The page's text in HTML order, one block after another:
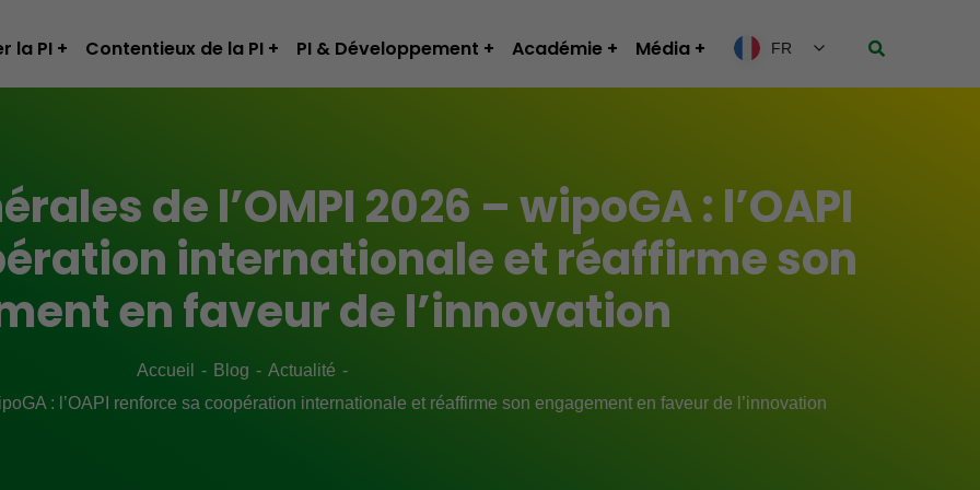
la PI Contentieux de la PI PI & Développement Académie Média FR
de l’OMPI 2026 – wipoGA : l’OAPI
internationale et réaffirme son
en faveur de l’innovation
Accueil Blog
Actualité
: l’OAPI renforce sa coopération internationale et réaffirme son engagement en faveur de l’innovation